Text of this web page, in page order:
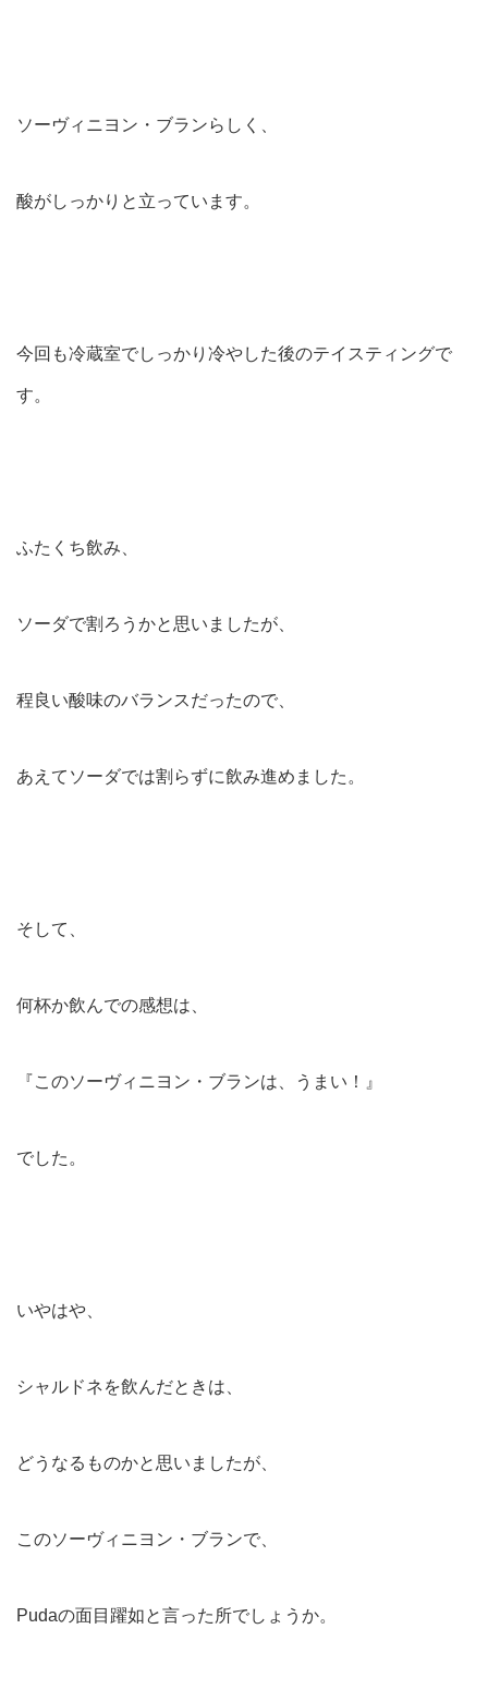
ソーヴィニヨン・ブランらしく、
酸がしっかりと立っています。
今回も冷蔵室でしっかり冷やした後のテイスティングで
す。
ふたくち飲み、
ソーダで割ろうかと思いましたが、
程良い酸味のバランスだったので、
あえてソーダでは割らずに飲み進めました。
そして、
何杯か飲んでの感想は、
『このソーヴィニヨン・ブランは、うまい！』
でした。
いやはや、
シャルドネを飲んだときは、
どうなるものかと思いましたが、
このソーヴィニヨン・ブランで、
Pudaの面目躍如と言った所でしょうか。